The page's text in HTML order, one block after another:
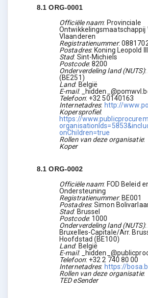
8.1ORG-0001
Officiële naam: Provinciale
Ontwikkelingsmaatschappij
Vlaanderen
Registratienummer:
Postadres:Koning Leopold
Stad: Sint-Michiels
Postcode:8200
Onderverdeling land (NUTS):
(BE251)
Land: België
E-mail:
Telefoon: +32 50140163
Internetadres: http://
Kopersprofiel:
https://
onChildren=true
Rollen van deze organisatie:
Koper
8.1ORG-0002
Officiële naam: FOD Beleid
Ondersteuning
Registratienummer: BE001
Postadres:Simon
Stad: Brussel
Postcode: 1000
Onderverdeling land (NUTS):
Bruxelles-Capitale/Arr.
Hoofdstad (BE100)
Land: België
E-mail:
Telefoon: +32 2 740 80 00
Internetadres: https://
Rollen van deze organisatie:
TED eSender